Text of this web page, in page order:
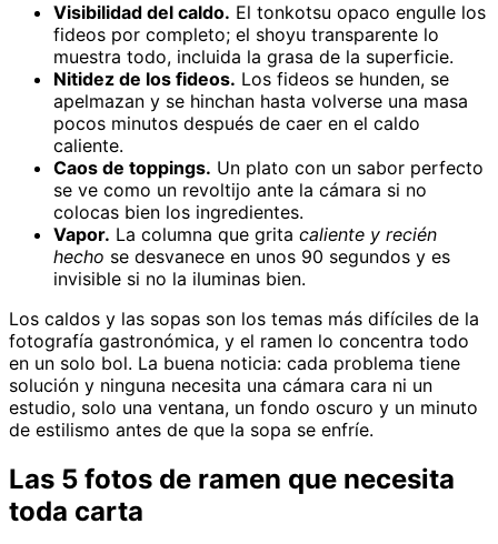
Visibilidad del caldo. El tonkotsu opaco engulle los
fideos por completo; el shoyu transparente lo
muestra todo, incluida la grasa de la superficie.
Nitidez de los fideos. Los fideos se hunden, se
apelmazan y se hinchan hasta volverse una masa
pocos minutos después de caer en el caldo
caliente.
Caos de toppings. Un plato con un sabor perfecto
se ve como un revoltijo ante la cámara si no
colocas bien los ingredientes.
Vapor. La columna que grita caliente y recién
hecho se desvanece en unos 90 segundos y es
invisible si no la iluminas bien.
Los caldos y las sopas son los temas más difíciles de la
fotografía gastronómica, y el ramen lo concentra todo
en un solo bol. La buena noticia: cada problema tiene
solución y ninguna necesita una cámara cara ni un
estudio, solo una ventana, un fondo oscuro y un minuto
de estilismo antes de que la sopa se enfríe.
Las 5 fotos de ramen que necesita
toda carta